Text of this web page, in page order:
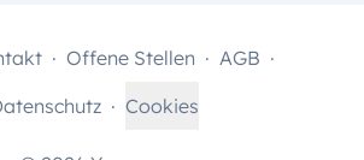
Offene Stellen
AGB
Cookies